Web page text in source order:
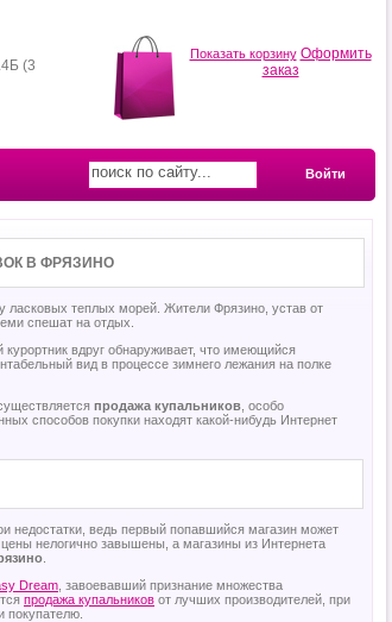
(3
Показать корзину Оформить
заказ
Войти
В ФРЯЗИНО
ласковых теплых морей. Жители Фрязино, устав от
спешат на отдых.
вдруг обнаруживает, что имеющийся
вид в процессе зимнего лежания на полке
продажа купальников , особо
способов покупки находят какой-нибудь Интернет
недостатки, ведь первый попавшийся магазин может
цены нелогично завышены, а магазины из Интернета
Dream , завоевавший признание множества
продажа купальников от лучших производителей, при
покупателю.